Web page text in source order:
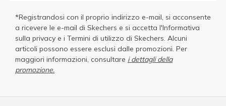
*Registrandosi con il proprio indirizzo e-mail, si acconsente
a ricevere le e-mail di Skechers e si accetta l'Informativa
sulla privacy e i Termini di utilizzo di Skechers. Alcuni
articoli possono essere esclusi dalle promozioni. Per
maggiori informazioni, consultare i dettagli della
promozione.